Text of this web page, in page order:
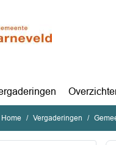
Home Vergaderingen